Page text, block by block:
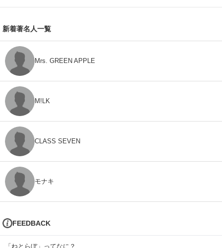
新着著名人一覧
Mrs. GREEN APPLE
M!LK
CLASS SEVEN
モナキ
FEEDBACK
「ねとらぼ」ってなに？